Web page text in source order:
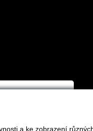
a ke zobrazení